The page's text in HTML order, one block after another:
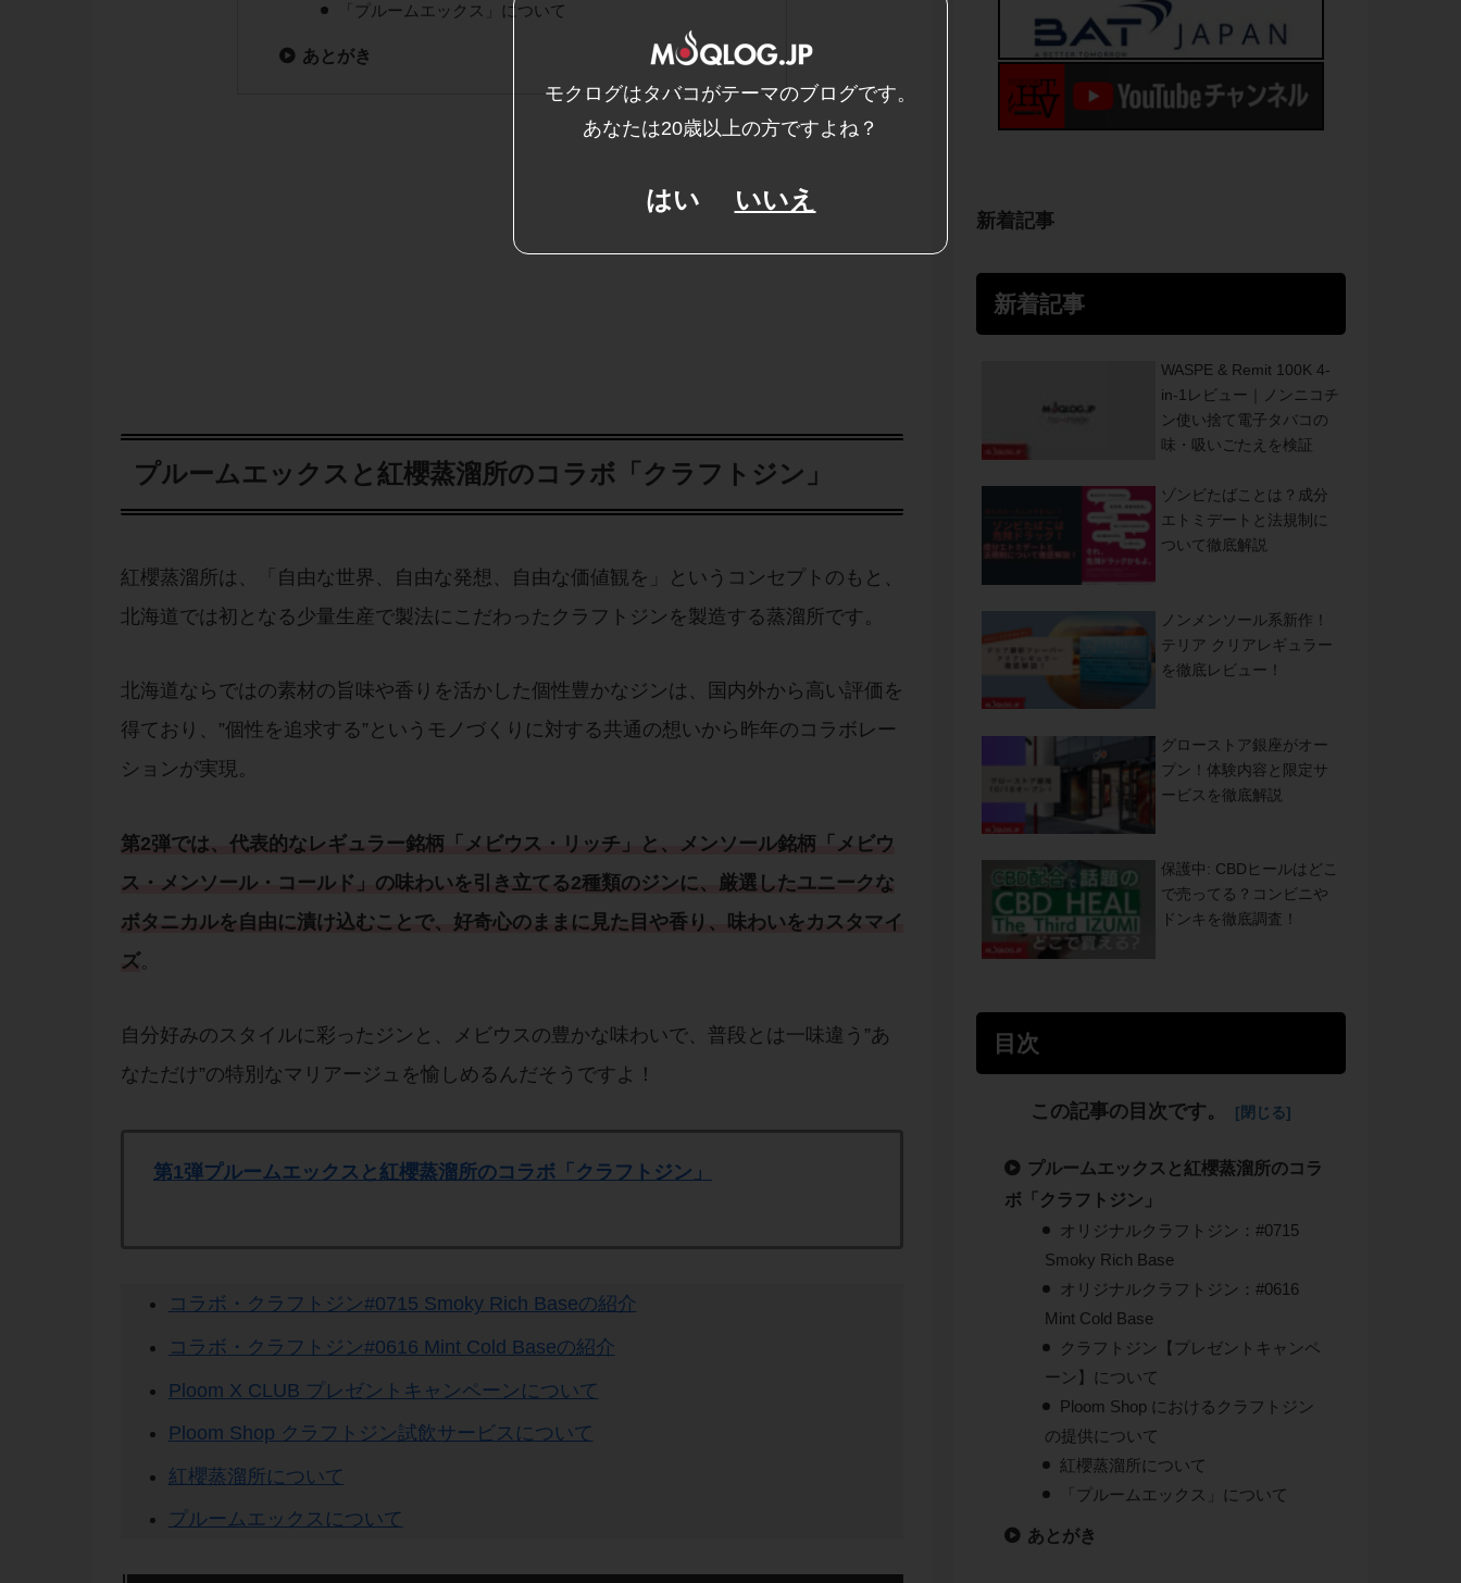
「プルームエックス」について
あとがき
プルームエックスと紅櫻蒸溜所のコラボ「クラフトジン」
紅櫻蒸溜所は、「自由な世界、自由な発想、自由な価値観を」というコンセプトのもと、
北海道では初となる少量生産で製法にこだわったクラフトジンを製造する蒸溜所です。
北海道ならではの素材の旨味や香りを活かした個性豊かなジンは、国内外から高い評価を
得ており、”個性を追求する”というモノづくりに対する共通の想いから昨年のコラボレー
ションが実現。
第2弾では、代表的なレギュラー銘柄「 メビウス・リッチ 」と、メンソール銘柄「 メビウ
ス・メンソール・コールド 」の味わいを引き立てる2種類のジンに、厳選したユニークな
ボタニカルを自由に漬け込むことで、好奇心のままに見た目や香り、味わいをカスタマイ
ズ。
自分好みのスタイルに彩ったジンと、メビウスの豊かな味わいで、普段とは一味違う”あ
なただけ”の特別なマリアージュを愉しめるんだそうですよ！
第1弾プルームエックスと紅櫻蒸溜所のコラボ「クラフトジン」
コラボ・クラフトジン#0715 Smoky Rich Baseの紹介
コラボ・クラフトジン#0616 Mint Cold Baseの紹介
Ploom X CLUB プレゼントキャンペーンについて
Ploom Shop クラフトジン試飲サービスについて
紅櫻蒸溜所について
プルームエックスについて
新着記事
新着記事
WASPE & Remit 100K 4-
in-1レビュー｜ノンニコチ
ン使い捨て電子タバコの
味・吸いごたえを検証
ゾンビたばことは？成分
エトミデートと法規制に
ついて徹底解説
ノンメンソール系新作！
テリア クリアレギュラー
を徹底レビュー！
グローストア銀座がオー
プン！体験内容と限定サ
ービスを徹底解説
保護中: CBDヒールはどこ
で売ってる？コンビニや
ドンキを徹底調査！
目次
この記事の目次です。
プルームエックスと紅櫻蒸溜所のコラ
ボ「クラフトジン」
オリジナルクラフトジン：#0715
Smoky Rich Base
オリジナルクラフトジン：#0616
Mint Cold Base
クラフトジン【プレゼントキャンペ
ーン】について
Ploom Shop におけるクラフトジン
の提供について
紅櫻蒸溜所について
「プルームエックス」について
あとがき
モクログはタバコがテーマのブログです。
あなたは20歳以上の方ですよね？
はい いいえ